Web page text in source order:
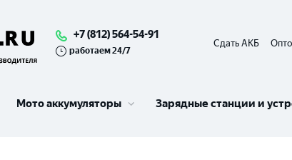
+7 (812) 564-54-91
работаем 24/7
Сдать АКБ
Мото аккумуляторы Зарядные станции и